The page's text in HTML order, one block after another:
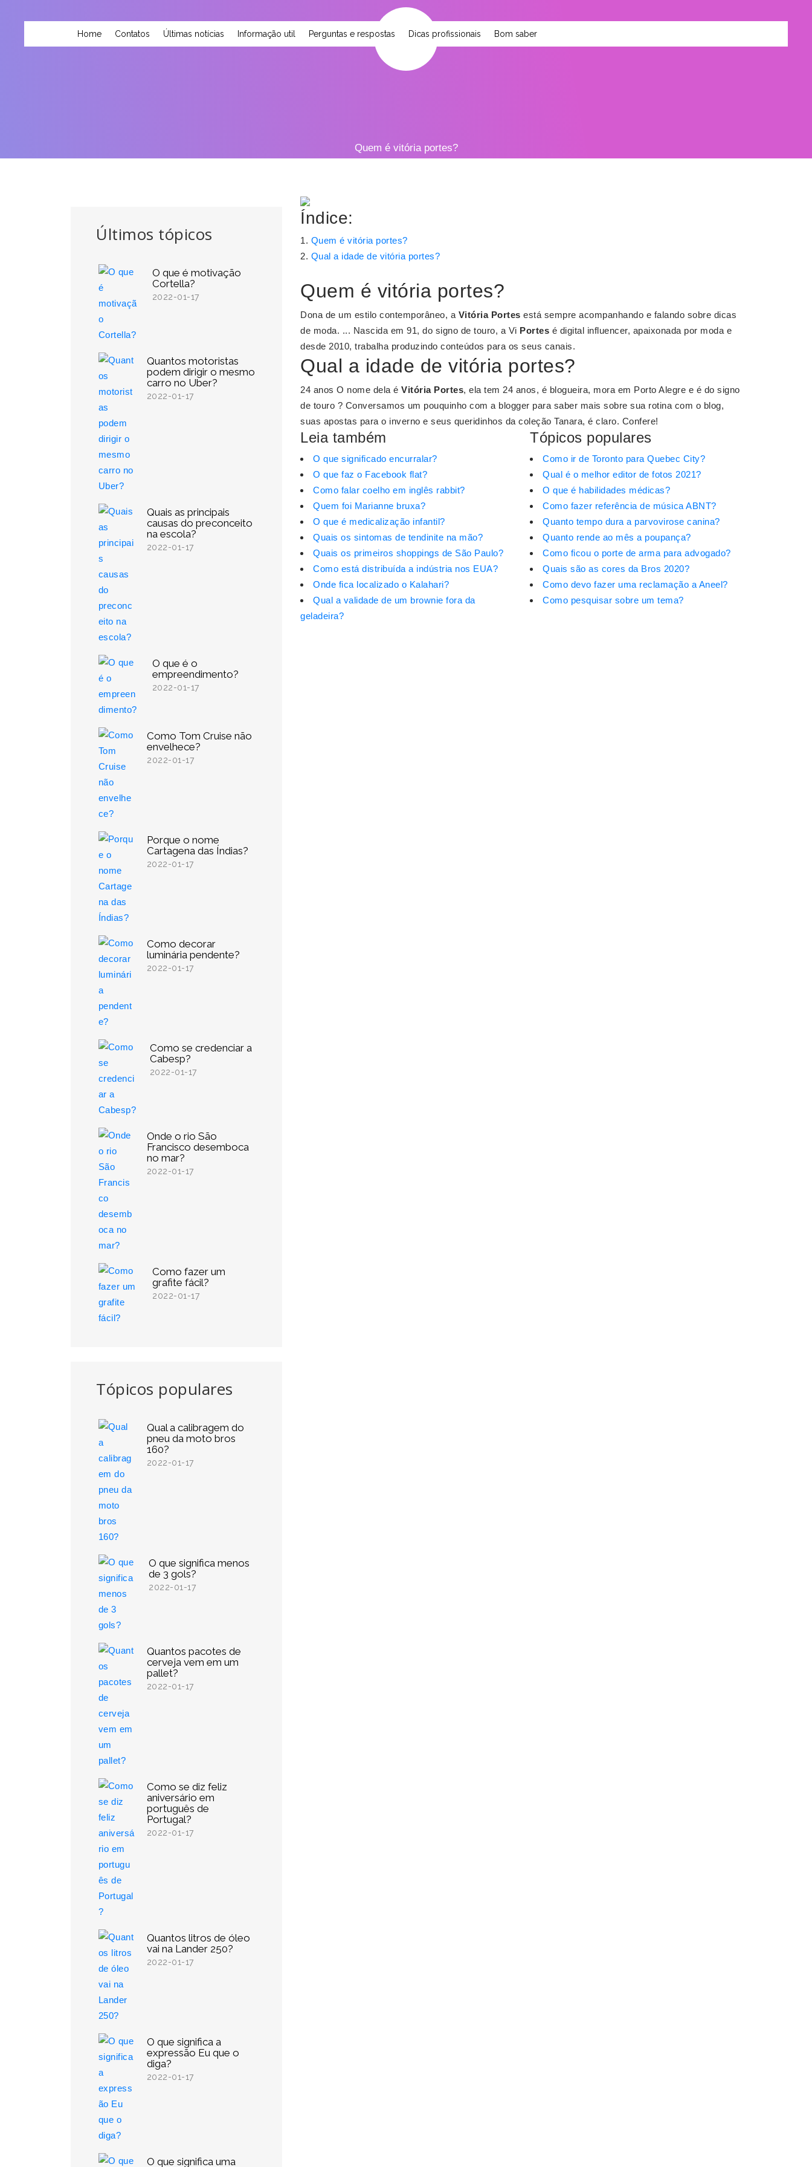
Home Contatos Últimas notícias Informação util Perguntas e respostas Dicas profissionais Bom saber
Quem é vitória portes?
Últimos tópicos
O que é motivação
Cortella?
2022-01-17
Quantos motoristas
podem dirigir o mesmo
carro no Uber?
2022-01-17
Quais as principais
causas do preconceito
na escola?
2022-01-17
O que é o
empreendimento?
2022-01-17
Como Tom Cruise não
envelhece?
2022-01-17
Porque o nome
Cartagena das Índias?
2022-01-17
Como decorar
luminária pendente?
2022-01-17
Como se credenciar a
Cabesp?
2022-01-17
Onde o rio São
Francisco desemboca
no mar?
2022-01-17
Como fazer um
grafite fácil?
2022-01-17
Tópicos populares
Qual a calibragem do
pneu da moto bros
160?
2022-01-17
O que significa menos
de 3 gols?
2022-01-17
Quantos pacotes de
cerveja vem em um
pallet?
2022-01-17
Como se diz feliz
aniversário em
português de
Portugal?
2022-01-17
Quantos litros de óleo
vai na Lander 250?
2022-01-17
O que significa a
expressão Eu que o
diga?
2022-01-17
O que significa uma
Índice:
Quem é vitória portes?
Qual a idade de vitória portes?
Quem é vitória portes?
Dona de um estilo contemporâneo, a Vitória Portes está sempre acompanhando e falando sobre dicas
de moda. ... Nascida em 91, do signo de touro, a Vi Portes é digital influencer, apaixonada por moda e
desde 2010, trabalha produzindo conteúdos para os seus canais.
Qual a idade de vitória portes?
24 anos O nome dela é Vitória Portes, ela tem 24 anos, é blogueira, mora em Porto Alegre e é do signo
de touro ? Conversamos um pouquinho com a blogger para saber mais sobre sua rotina com o blog,
suas apostas para o inverno e seus queridinhos da coleção Tanara, é claro. Confere!
Leia também
O que significado encurralar?
O que faz o Facebook flat?
Como falar coelho em inglês rabbit?
Quem foi Marianne bruxa?
O que é medicalização infantil?
Quais os sintomas de tendinite na mão?
Quais os primeiros shoppings de São Paulo?
Como está distribuída a indústria nos EUA?
Onde fica localizado o Kalahari?
Qual a validade de um brownie fora da
geladeira?
Tópicos populares
Como ir de Toronto para Quebec City?
Qual é o melhor editor de fotos 2021?
O que é habilidades médicas?
Como fazer referência de música ABNT?
Quanto tempo dura a parvovirose canina?
Quanto rende ao mês a poupança?
Como ficou o porte de arma para advogado?
Quais são as cores da Bros 2020?
Como devo fazer uma reclamação a Aneel?
Como pesquisar sobre um tema?